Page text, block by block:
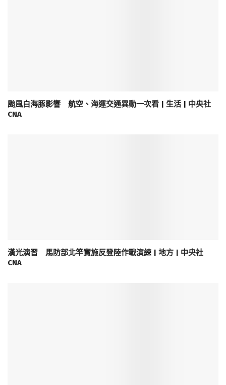
颱風白海豚影響 航空、海運交通異動一次看 | 生活 | 中央社
CNA
漢光演習 馬防部北竿實施反登陸作戰演練 | 地方 | 中央社
CNA